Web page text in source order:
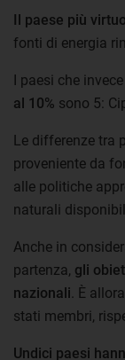
Il paese più
fonti di energia
I paesi che
al 10% sono 5:
Le differenze tra
proveniente da
alle politiche
naturali
Anche in
partenza, gli
nazionali . È
stati membri,
Undici paesi